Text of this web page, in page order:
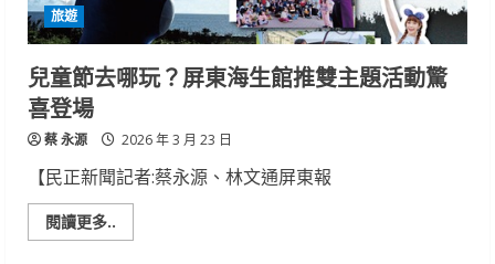
次
入
館
再
費
宿，
玩
一
旅遊
兒童節去哪玩？屏東海生館推雙主題活動驚
喜登場
蔡 永源 2026 年 3 月 23 日
【民正新聞記者:蔡永源、林文通屏東報
閱讀更多..
more